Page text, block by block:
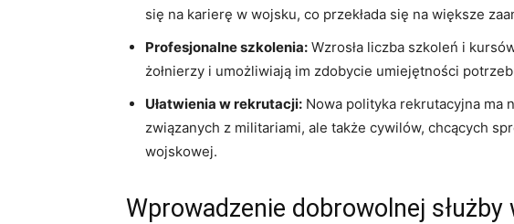
się na karierę w wojsku, co przekłada się na większe
Profesjonalne szkolenia: Wzrosła liczba szkoleń i
żołnierzy i umożliwiają im zdobycie umiejętności
Ułatwienia w rekrutacji: Nowa polityka rekrutacyjna ma
związanych z militariami, ale także cywilów, chcących
wojskowej.
Wprowadzenie dobrowolnej służby